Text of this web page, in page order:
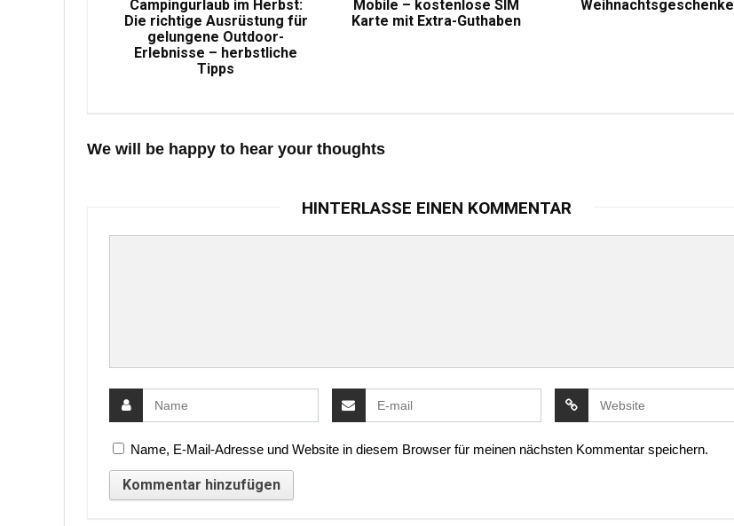
Campingurlaub im Herbst:
Die richtige Ausrüstung für
gelungene Outdoor-
Erlebnisse – herbstliche
Tipps
Mobile – kostenlose SIM
Karte mit Extra-Guthaben
Weihnachtsgeschenke
We will be happy to hear your thoughts
HINTERLASSE EINEN KOMMENTAR
Name, E-Mail-Adresse und Website in diesem Browser für meinen nächsten Kommentar speichern.